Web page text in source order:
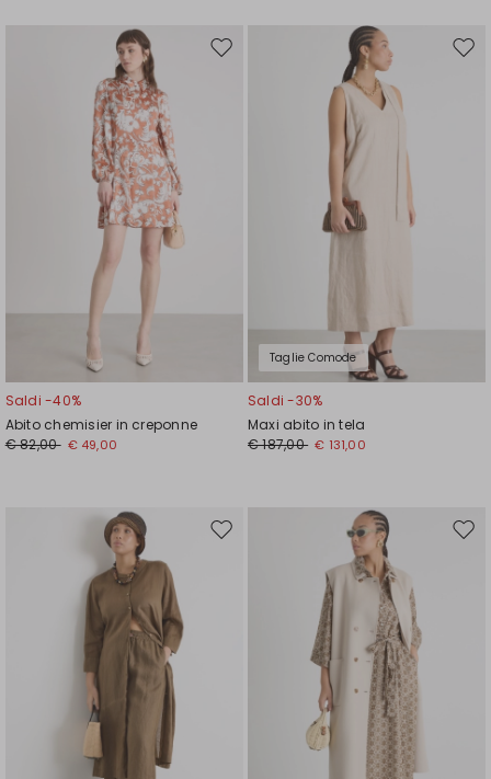
Sposta
Saldi -40%
Abito chemisier in creponne
€ 82,00 € 49,00
Taglie Comode
Saldi -30%
Maxi abito in tela
€ 187,00 € 131,00
Sposta